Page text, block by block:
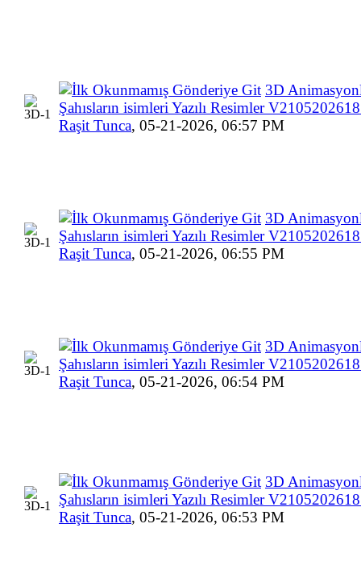
3D
Şahısların isimleri Yazılı Resimler
Raşit Tunca, 05-21-2026, 06:57 PM
3D
Şahısların isimleri Yazılı Resimler
Raşit Tunca, 05-21-2026, 06:55 PM
3D
Şahısların isimleri Yazılı Resimler
Raşit Tunca, 05-21-2026, 06:54 PM
3D
Şahısların isimleri Yazılı Resimler
Raşit Tunca, 05-21-2026, 06:53 PM